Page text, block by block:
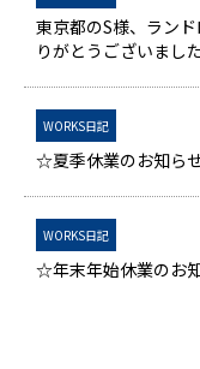
東京都のS様、ラン
りがとうございまし
WORKS日記
☆夏季休業のお知ら
WORKS日記
☆年末年始休業のお